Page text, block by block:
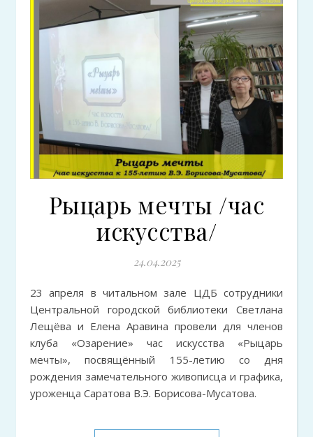
Рыцарь мечты /час
искусства/
24.04.2025
23 апреля в читальном зале ЦДБ сотрудники
Центральной городской библиотеки Светлана
Лещёва и Елена Аравина провели для членов
клуба «Озарение» час искусства «Рыцарь
мечты», посвящённый 155-летию со дня
рождения замечательного живописца и графика,
уроженца Саратова В.Э. Борисова-Мусатова.